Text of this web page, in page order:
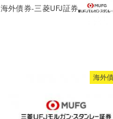
海外債券-三菱UFJ証券
海外